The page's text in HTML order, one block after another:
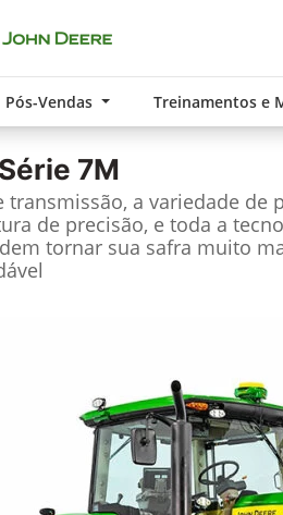
Pós-Vendas Treinamentos e
Série 7M
transmissão, a variedade de
de precisão, e toda a
tornar sua safra muito